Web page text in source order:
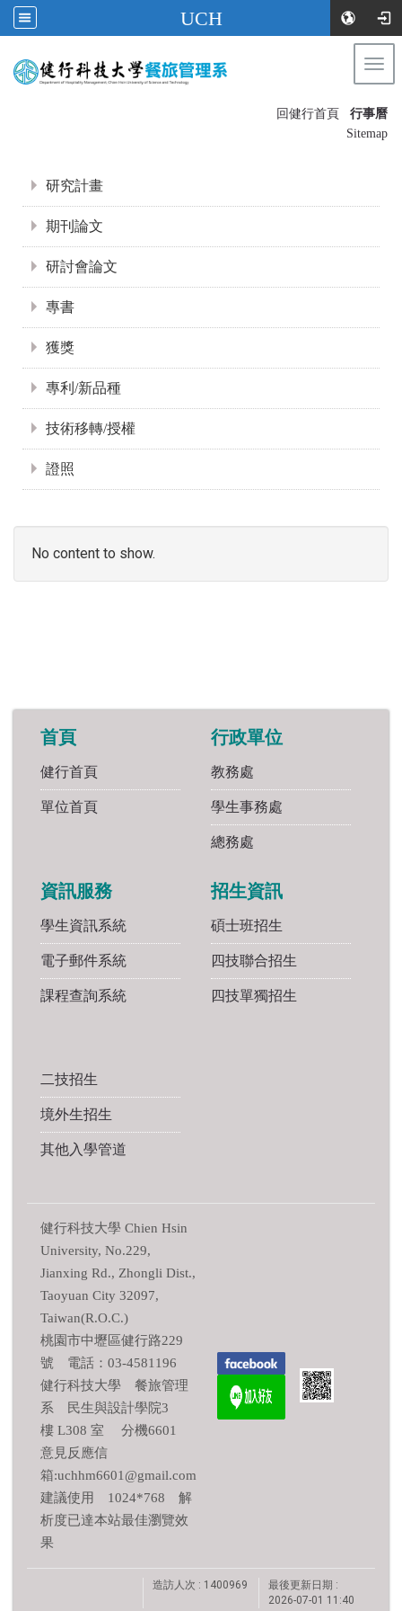
UCH
回健行首頁
行事曆
Sitemap
研究計畫
期刊論文
研討會論文
專書
獲獎
專利/新品種
技術移轉/授權
證照
No content to show.
首頁
健行首頁
單位首頁
行政單位
教務處
學生事務處
總務處
資訊服務
學生資訊系統
電子郵件系統
課程查詢系統
招生資訊
碩士班招生
四技聯合招生
四技單獨招生
二技招生
境外生招生
其他入學管道
健行科技大學 Chien Hsin
University, No.229,
Jianxing Rd., Zhongli Dist.,
Taoyuan City 32097,
Taiwan(R.O.C.)
桃園市中壢區健行路229
號 電話：03-4581196
健行科技大學 餐旅管理
系 民生與設計學院3
樓 L308 室 分機6601
意見反應信
箱:uchhm6601@gmail.com
建議使用 1024*768 解
析度已達本站最佳瀏覽效
果
造訪人次 : 1400969
最後更新日期 :
2026-07-01 11:40